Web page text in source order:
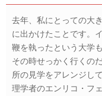
去年、私にとっての大
に出かけたことです。
鞭を執ったという大学
その時せっかく行くの
所の見学をアレンジし
理学者のエンリコ・フ